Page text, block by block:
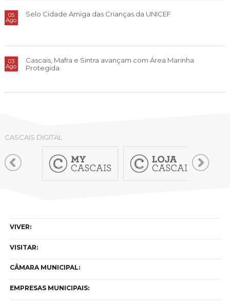
05
Ago
Selo Cidade Amiga das Crianças da UNICEF
03
Ago
Cascais, Mafra e Sintra avançam com Área Marinha
Protegida
CASCAIS DIGITAL
VIVER:
VISITAR:
CÂMARA MUNICIPAL:
EMPRESAS MUNICIPAIS: